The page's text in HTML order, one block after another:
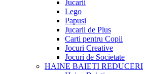
Jucarii
Lego
Papusi
Jucarii de Plus
Carti pentru Copii
Jocuri Creative
Jocuri de Societate
HAINE BAIETI REDUCERI